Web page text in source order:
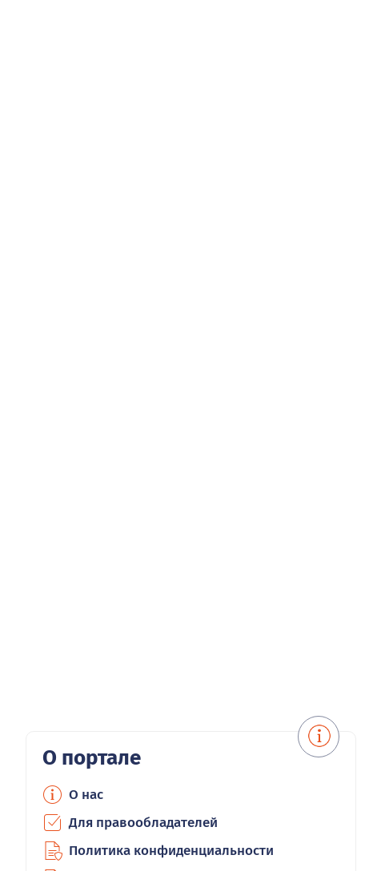
О портале
О нас
Для правообладателей
Политика конфиденциальности